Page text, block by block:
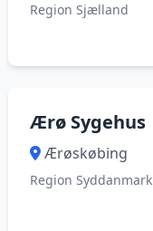
Region Sjælland
Ærø Sygehus
Ærøskøbing
Region Syddanmark